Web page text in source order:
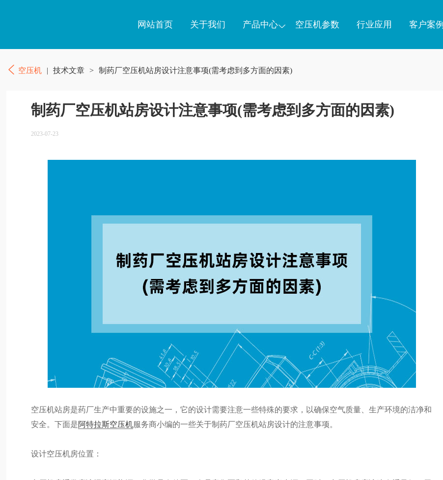
网站首页 关于我们 产品中心 空压机参数 行业应用 客户案例
空压机 | 技术文章 > 制药厂空压机站房设计注意事项(需考虑到多方面的因素)
制药厂空压机站房设计注意事项(需考虑到多方面的因素)
2023-07-23
空压机站房是药厂生产中重要的设施之一，它的设计需要注意一些特殊的要求，以确保空气质量、生产环境的洁净和
安全。下面是阿特拉斯空压机服务商小编的一些关于制药厂空压机站房设计的注意事项。
设计空压机房位置：